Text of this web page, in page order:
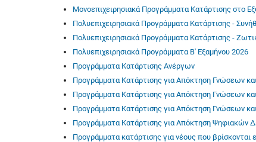
Μονοεπιχειρησιακά Προγράμματα Κατάρτισης στο
Πολυεπιχειρησιακά Προγράμματα Κατάρτισης -
Πολυεπιχειρησιακά Προγράμματα Κατάρτισης -
Πολυεπιχειρησιακά Προγράμματα Β' Εξαμήνου 2026
Προγράμματα Κατάρτισης Ανέργων
Προγράμματα Κατάρτισης για Απόκτηση Γνώσεων
Προγράμματα Κατάρτισης για Απόκτηση Γνώσεων
Προγράμματα Κατάρτισης για Απόκτηση Γνώσεων
Προγράμματα Κατάρτισης για Απόκτηση Ψηφιακών
Προγράμματα κατάρτισης για νέους που